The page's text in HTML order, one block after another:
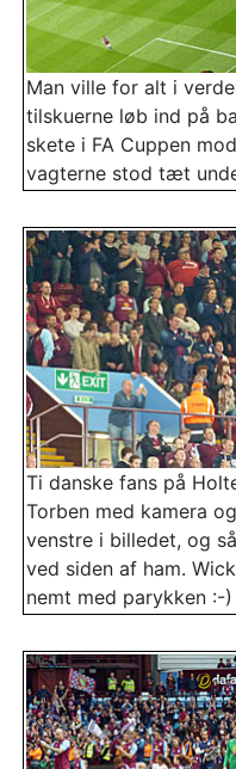
Man ville for alt i
tilskuerne løb ind på
skete i FA Cuppen
vagterne stod tæt
Ti danske fans på
Torben med kamera
venstre i billedet, og
ved siden af ham.
nemt med parykken :-)